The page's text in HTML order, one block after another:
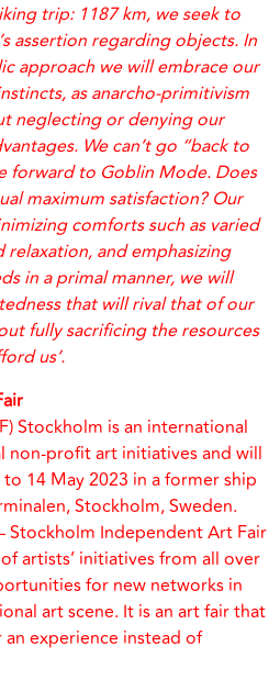
trip: 1187 km, we seek to
assertion regarding objects. In
approach we will embrace our
as anarcho-primitivism
neglecting or denying our
We can’t go “back to
forward to Goblin Mode. Does
maximum satisfaction? Our
comforts such as varied
and emphasizing
in a primal manner, we will
that will rival that of our
fully sacrificing the resources
us’.
Stockholm is an international
non-profit art initiatives and will
14 May 2023 in a former ship
Stockholm, Sweden.
Stockholm Independent Art Fair
artists’ initiatives from all over
for new networks in
art scene. It is an art fair that
experience instead of